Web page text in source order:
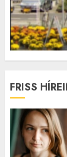
FRISS